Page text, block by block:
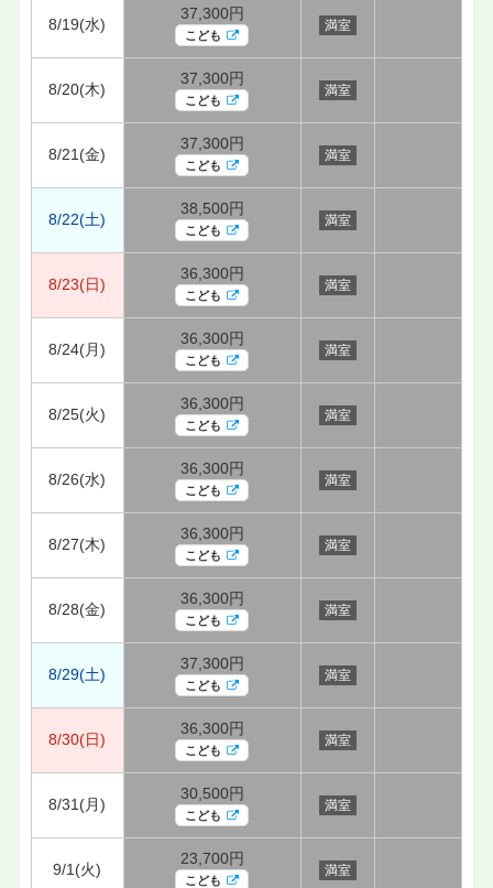
8/19(水)
37,300円
こども
満室
8/20(木)
37,300円
こども
満室
8/21(金)
37,300円
こども
満室
8/22(土)
38,500円
こども
満室
8/23(日)
36,300円
こども
満室
8/24(月)
36,300円
こども
満室
8/25(火)
36,300円
こども
満室
8/26(水)
36,300円
こども
満室
8/27(木)
36,300円
こども
満室
8/28(金)
36,300円
こども
満室
8/29(土)
37,300円
こども
満室
8/30(日)
36,300円
こども
満室
8/31(月)
30,500円
こども
満室
9/1(火)
23,700円
こども
満室